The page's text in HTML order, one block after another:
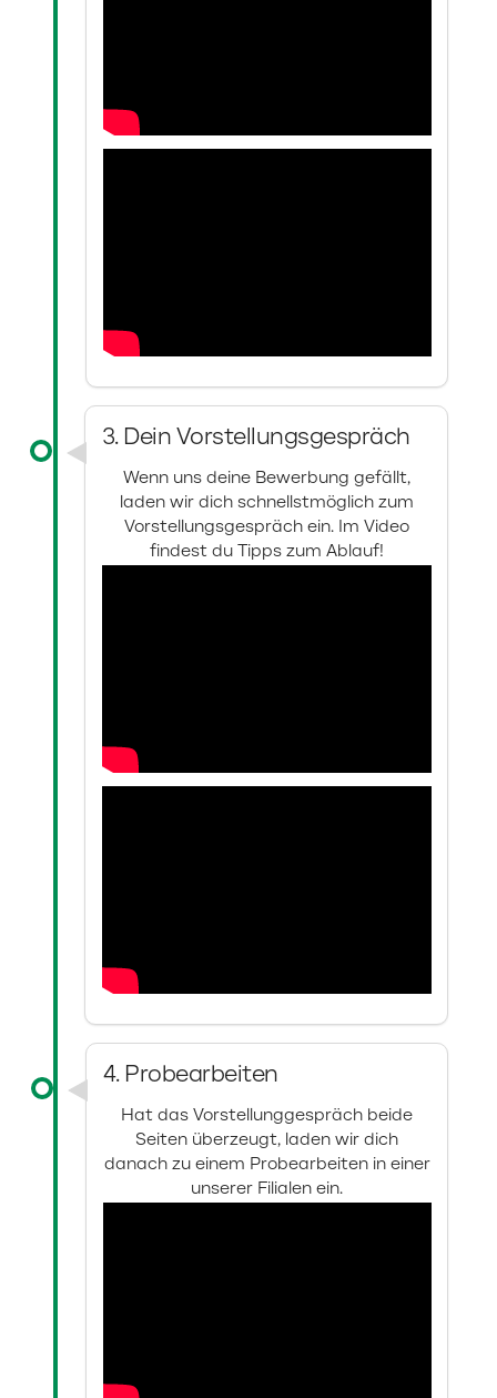
3. Dein Vorstellungsgespräch
Wenn uns deine Bewerbung gefällt,
laden wir dich schnellstmöglich zum
Vorstellungsgespräch ein. Im Video
findest du Tipps zum Ablauf!
4. Probearbeiten
Hat das Vorstellunggespräch beide
Seiten überzeugt, laden wir dich
danach zu einem Probearbeiten in einer
unserer Filialen ein.